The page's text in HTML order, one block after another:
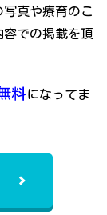
真や療育のこ
での掲載を頂
料になってま